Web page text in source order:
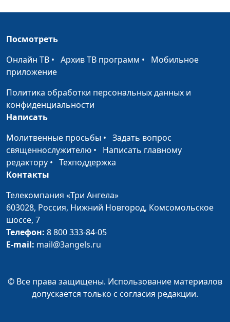
Зачем нужна мораль?
священнослужитель
Зависимость от чужого
мнения
Для чего я родился?
Как быть счастливым?
Антон Бойков,
священнослужитель
Почему нас легко
Как избавиться от
чувства вины?
Александр Синицын,
#20
Смысл жизни
священнослужитель
Посмотреть
Онлайн ТВ • Архив ТВ программ • Мобильное
приложение
Политика обработки персональных данных и
конфиденциальности
Написать
Молитвенные просьбы • Задать вопрос
священнослужителю • Написать главному
редактору • Техподдержка
Контакты
Телекомпания «Три Ангела»
603028, Россия, Нижний Новгород, Комсомольское
шоссе, 7
Телефон: 8 800 333-84-05
E-mail: mail@3angels.ru
© Все права защищены. Использование материалов
допускается только с согласия редакции.